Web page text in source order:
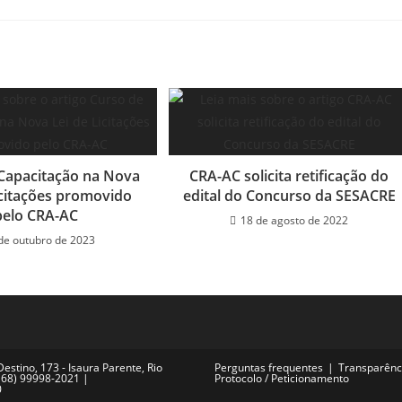
na Nova
promovido
CRA-AC
outubro de 2023
CRA-AC solicita retificação do
edital do Concurso da SESACRE
18 de agosto de 2022
Perguntas frequentes
Protocolo / Peticionamento
173 - Isaura Parente, Rio
99998-2021 |